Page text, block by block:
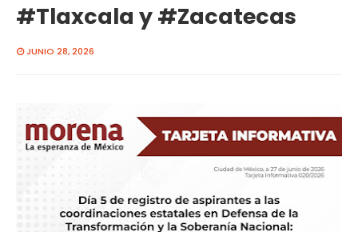
#Tlaxcala y #Zacatecas
JUNIO 28, 2026